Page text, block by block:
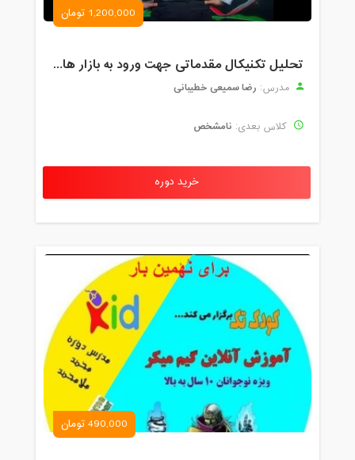
1,200,000 تومان
تحلیل تکنیکال مقدماتی جهت ورود به بازار های مالی (رمز ارز و فارکس )
مدرس: رضا سمیعی خطیبانی
کلاس بعدی: نامشخص
خرید دوره
490,000 تومان